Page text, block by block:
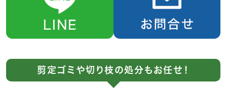
剪定ゴミや切り枝の処分もお任せ！